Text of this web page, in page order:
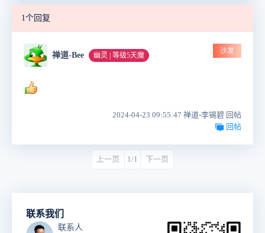
1个回复
禅道-Bee 幽灵 | 等级5天魔
沙发
2024-04-23 09:55:47 禅道-李锡碧 回帖
回帖
上一页 1/1 下一页
联系我们
联系人